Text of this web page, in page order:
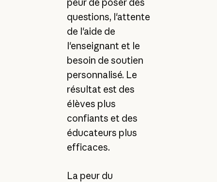
peur de poser des
questions, l'attente
de l'aide de
l'enseignant et le
besoin de soutien
personnalisé. Le
résultat est des
élèves plus
confiants et des
éducateurs plus
efficaces.
La peur du